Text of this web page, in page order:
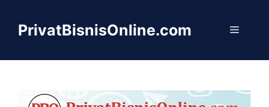
PrivatBisnisOnline.com Menu